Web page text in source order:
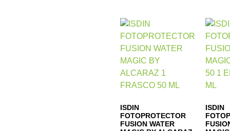
ISDIN
FOTOPROTECTOR
FUSION WATER
ISDIN